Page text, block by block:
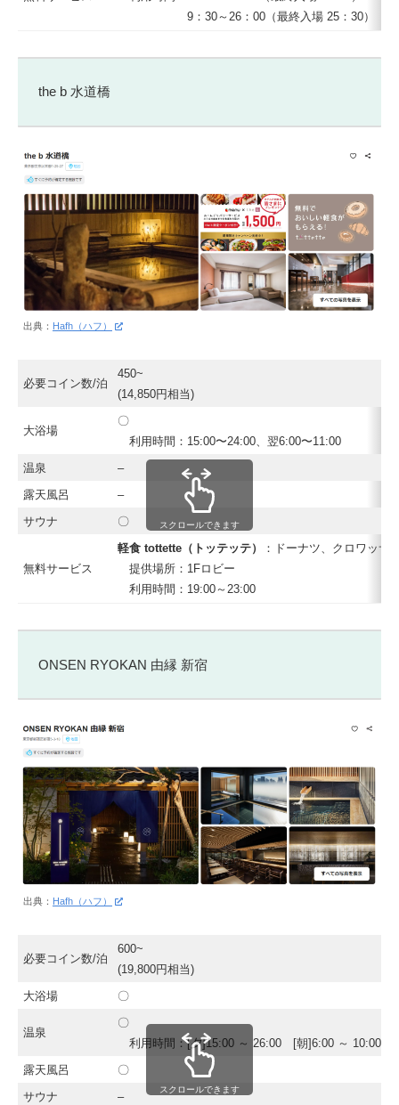
9：30～26：00（最終入場 25：30）
the b 水道橋
出典： Hafh（ハフ）
必要コイン数/泊
450~
(14,850円相当)
大浴場
〇
利用時間：15:00〜24:00、翌6:00〜11:00
温泉
–
露天風呂
–
サウナ
〇
無料サービス
軽食 tottette（トッテッテ）
：ドーナツ、クロワッサ
提供場所：1Fロビー
利用時間：19:00～23:00
スクロールできます
ONSEN RYOKAN 由縁 新宿
出典： Hafh（ハフ）
必要コイン数/泊
600~
(19,800円相当)
大浴場
〇
温泉
〇
利用時間：[夕]15:00 ～ 26:00 [朝]6:00 ～ 10:00
露天風呂
〇
サウナ
–
スクロールできます